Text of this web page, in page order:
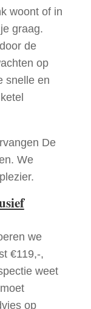
woont of in
graag.
de
op
snelle en
De
We
we
€119,-,
weet
op